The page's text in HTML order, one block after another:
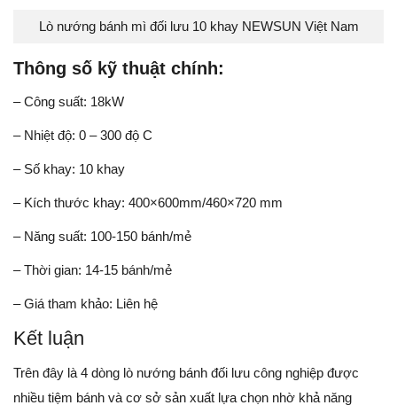
Lò nướng bánh mì đối lưu 10 khay NEWSUN Việt Nam
Thông số kỹ thuật chính:
– Công suất: 18kW
– Nhiệt độ: 0 – 300 độ C
– Số khay: 10 khay
– Kích thước khay: 400×600mm/460×720 mm
– Năng suất: 100-150 bánh/mẻ
– Thời gian: 14-15 bánh/mẻ
– Giá tham khảo: Liên hệ
Kết luận
Trên đây là 4 dòng lò nướng bánh đối lưu công nghiệp được
nhiều tiệm bánh và cơ sở sản xuất lựa chọn nhờ khả năng